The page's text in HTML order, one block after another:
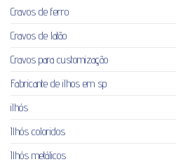
Cravos de ferro
Cravos de latão
Cravos para customização
Fabricante de ilhos em sp
ilhós
Ilhós coloridos
Ilhós metálicos